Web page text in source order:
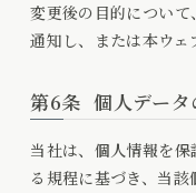
変更後の目的につい
通知し、または本ウェ
第6条 個人デー
当社は、個人情報を
る規程に基づき、当